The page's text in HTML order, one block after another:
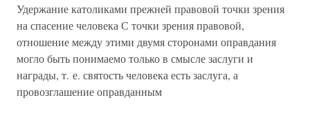
Удержание католиками прежней правовой точки зрения
на спасение человека С точки зрения правовой,
отношение между этими двумя сторонами оправдания
могло быть понимаемо только в смысле заслуги и
награды, т. е. святость человека есть заслуга, а
провозглашение оправданным